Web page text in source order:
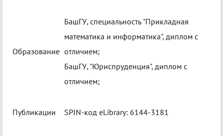
Образование
БашГУ, специальность "Прикладная
математика и информатика", диплом с
отличием;
БашГУ, "Юриспруденция", диплом с
отличием;
Публикации SPIN-код eLibrary: 6144-3181